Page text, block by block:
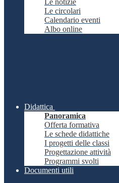
Le notizie
Le circolari
Calendario eventi
Albo online
Didattica
Panoramica
Offerta formativa
Le schede didattiche
I progetti delle classi
Progettazione attività
Programmi svolti
Documenti utili